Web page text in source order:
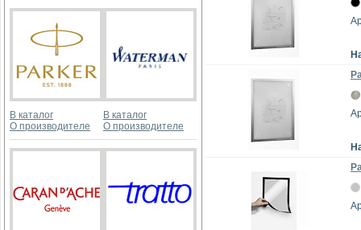
В каталог
О производителе
В каталог
О производителе